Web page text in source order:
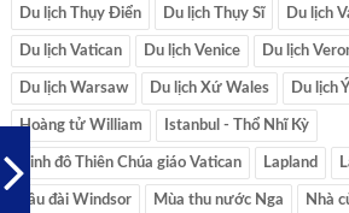
Du lịch Thụy Điển Du lịch Thụy Sĩ Du lịch
Du lịch Vatican Du lịch Venice Du lịch
Du lịch Warsaw Du lịch Xứ Wales Du lịch Ý
Hoàng tử William Istanbul - Thổ Nhĩ Kỳ
Kinh đô Thiên Chúa giáo Vatican Lapland
Lâu đài Windsor Mùa thu nước Nga Nhà